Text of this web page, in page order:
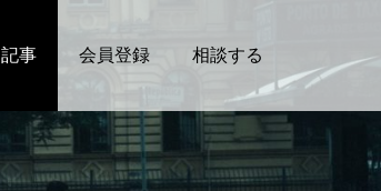
記事 会員登録 相談する